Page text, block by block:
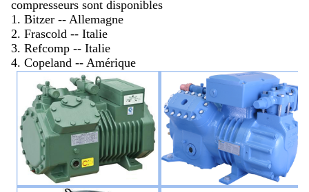
compresseurs sont disponibles
1. Bitzer -- Allemagne
2. Frascold -- Italie
3. Refcomp -- Italie
4. Copeland -- Amérique